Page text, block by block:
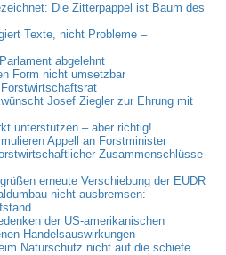
Die Zitterpappel ist Baum des
Texte, nicht Probleme –
abgelehnt
Form nicht umsetzbar
Josef Ziegler zur Ehrung mit
unterstützen – aber richtig!
Appell an Forstminister
Zusammenschlüsse
erneute Verschiebung der EUDR
nicht ausbremsen:
der US-amerikanischen
Handelsauswirkungen
Naturschutz nicht auf die schiefe